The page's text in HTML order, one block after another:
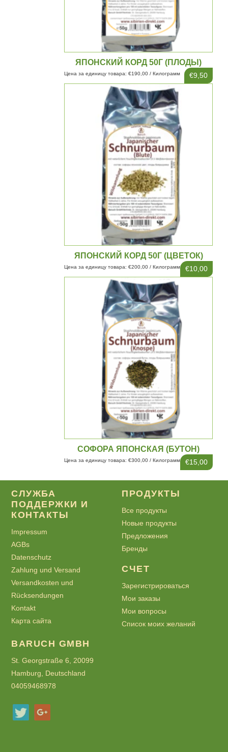
ЯПОНСКИЙ КОРД 50Г (ПЛОДЫ)
€9,50
Цена за единицу товара: €190,00 / Килограмм
ЯПОНСКИЙ КОРД 50Г (ЦВЕТОК)
€10,00
Цена за единицу товара: €200,00 / Килограмм
СОФОРА ЯПОНСКАЯ (БУТОН)
€15,00
Цена за единицу товара: €300,00 / Килограмм
СЛУЖБА
ПОДДЕРЖКИ И
КОНТАКТЫ
Impressum
AGBs
Datenschutz
Zahlung und Versand
Versandkosten und
Rücksendungen
Kontakt
Карта сайта
ПРОДУКТЫ
Все продукты
Новые продукты
Предложения
Бренды
СЧЕТ
Зарегистрироваться
Мои заказы
Мои вопросы
Список моих желаний
BARUCH GMBH
St. Georgstraße 6, 20099
Hamburg, Deutschland
04059468978